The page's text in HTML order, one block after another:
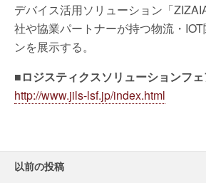
デバイス活用ソリューション「
社や協業パートナーが持つ物流・
ンを展示する。
■ロジスティクスソリューションフ
http://www.jils-lsf.jp/index.html
以前の投稿